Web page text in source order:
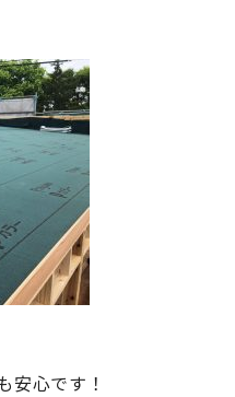
安心です！